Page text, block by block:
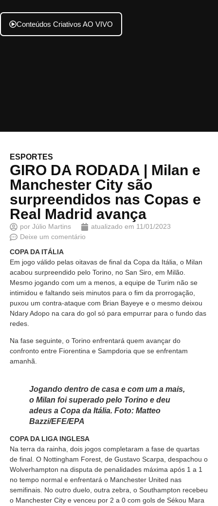
Conteúdos Criativos AO VIVO
ESPORTES
GIRO DA RODADA | Milan e
Manchester City são
surpreendidos nas Copas e
Real Madrid avança
por Júlio Martins atualizado em 11/01/2023
Deixe um comentário
COPA DA ITÁLIA
Em jogo válido pelas oitavas de final da Copa da Itália, o Milan
acabou surpreendido pelo Torino, no San Siro, em Milão.
Mesmo jogando com um a menos, a equipe de Turim não se
intimidou e faltando seis minutos para o fim da prorrogação,
puxou um contra-ataque com Brian Bayeye e o mesmo deixou
Ndary Adopo na cara do gol só para empurrar para o fundo das
redes.
Na fase seguinte, o Torino enfrentará quem avançar do
confronto entre Fiorentina e Sampdoria que se enfrentam
amanhã.
Jogando dentro de casa e com um a mais,
o Milan foi superado pelo Torino e deu
adeus a Copa da Itália. Foto: Matteo
Bazzi/EFE/EPA
COPA DA LIGA INGLESA
Na terra da rainha, dois jogos completaram a fase de quartas
de final. O Nottingham Forest, de Gustavo Scarpa, despachou o
Wolverhampton na disputa de penalidades máxima após 1 a 1
no tempo normal e enfrentará o Manchester United nas
semifinais. No outro duelo, outra zebra, o Southampton recebeu
o Manchester City e venceu por 2 a 0 com gols de Sékou Mara